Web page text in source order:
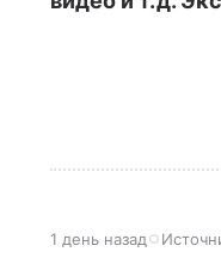
1 день назад